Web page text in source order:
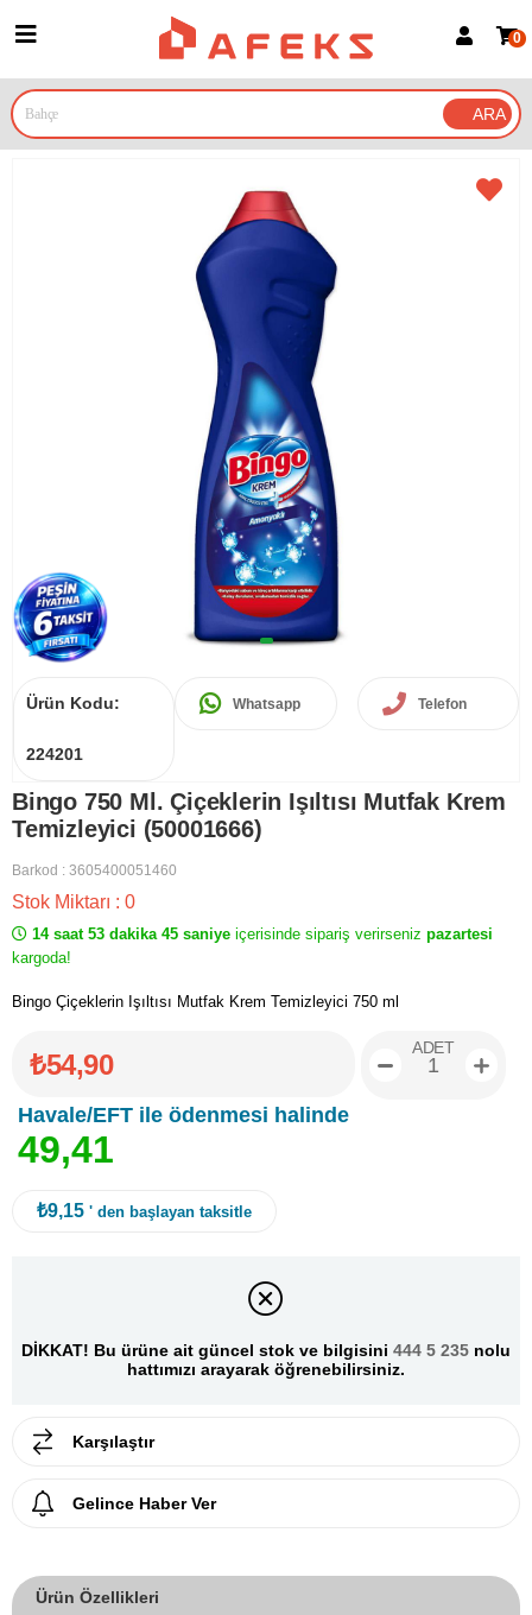
Google İle Bağlan
0
Ürün Kodu:
224201
Whatsapp Telefon
Bingo 750 Ml. Çiçeklerin Işıltısı Mutfak Krem
Temizleyici (50001666)
Barkod : 3605400051460
Stok Miktarı : 0
14 saat 53 dakika 45 saniye içerisinde sipariş verirseniz pazartesi
kargoda!
Bingo Çiçeklerin Işıltısı Mutfak Krem Temizleyici 750 ml
₺54,90
Havale/EFT ile ödenmesi halinde
49,41
ADET
₺9,15 ' den başlayan taksitle
DİKKAT! Bu ürüne ait güncel stok ve bilgisini 444 5 235 nolu
hattımızı arayarak öğrenebilirsiniz.
Karşılaştır
Gelince Haber Ver
Ürün Özellikleri